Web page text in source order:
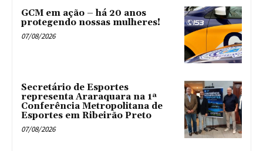
GCM em ação – há 20 anos
protegendo nossas mulheres!
07/08/2026
Secretário de Esportes
representa Araraquara na 1ª
Conferência Metropolitana de
Esportes em Ribeirão Preto
07/08/2026